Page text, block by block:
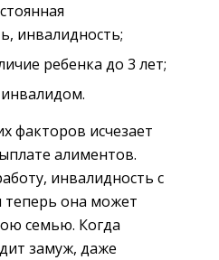
инвалидность;
ребенка до 3 лет;
факторов исчезает
алиментов.
инвалидность с
теперь она может
семью. Когда
замуж, даже